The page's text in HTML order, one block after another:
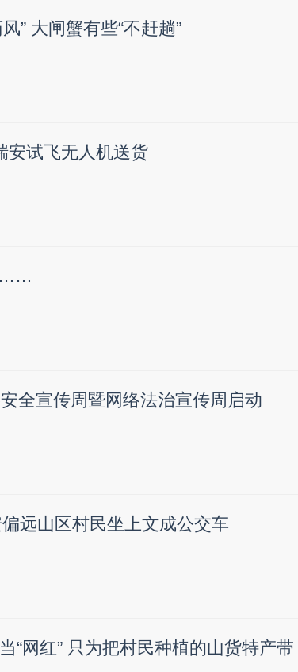
” 大闸蟹有些“不赶趟”
安试飞无人机送货
……
全宣传周暨网络法治宣传周启动
远山区村民坐上文成公交车
“网红” 只为把村民种植的山货特产带